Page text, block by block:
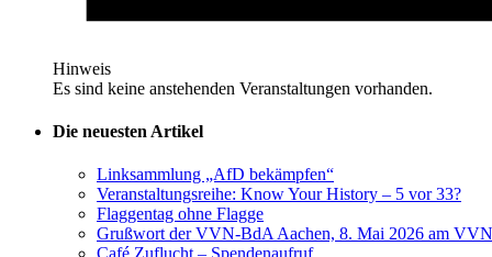
Hinweis
Es sind keine anstehenden Veranstaltungen vorhanden.
Die neuesten Artikel
Linksammlung „AfD bekämpfen“
Veranstaltungsreihe: Know Your History – 5 vor 33?
Flaggentag ohne Flagge
Grußwort der VVN-BdA Aachen, 8. Mai 2026 am
Café Zuflucht – Spendenaufruf